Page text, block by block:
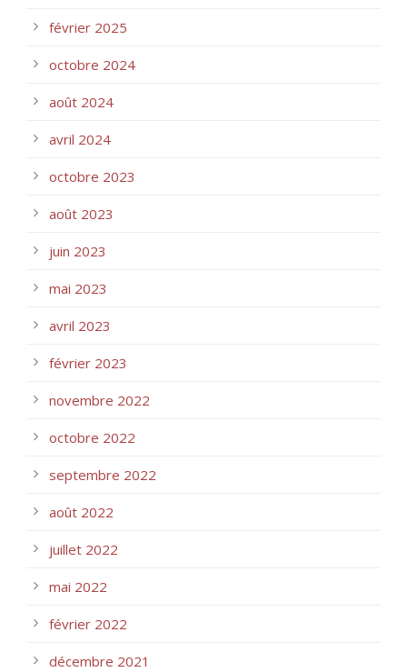
février 2025
octobre 2024
août 2024
avril 2024
octobre 2023
août 2023
juin 2023
mai 2023
avril 2023
février 2023
novembre 2022
octobre 2022
septembre 2022
août 2022
juillet 2022
mai 2022
février 2022
décembre 2021